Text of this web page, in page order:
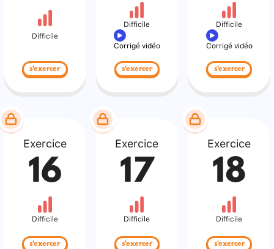
Difficile
s'exercer
Difficile
Corrigé vidéo
s'exercer
Difficile
Corrigé vidéo
s'exercer
Exercice
16
Difficile
s'exercer
Exercice
17
Difficile
s'exercer
Exercice
18
Difficile
s'exercer